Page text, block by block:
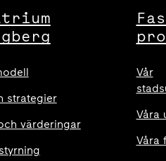
strategier
värderingar
Vår
Våra
Våra